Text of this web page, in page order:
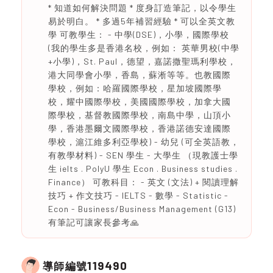
* 知道如何解決問題 * 度身訂造筆記，以令學生
易於明白。 * 多過5年補習經驗 * 可以全英文教
學 可教學生： - 中學(DSE)，小學，國際學校
(我的學生多是香港名校，例如： 英華男校(中學
+小學)，St. Paul，德望，嘉諾撒聖瑪利學校，
港大同學會小學，香島，蘇淅等等。也教國際
學校，例如：哈羅國際學校，星加坡國際學
校，耀中國際學校，美國國際學校，加拿大國
際學校，基督教國際學校，南島中學，山頂小
學，香港墨爾文國際學校，香港諾德安達國際
學校，滬江維多利亞學校) - 幼兒 (可全英語教，
有教學材料) - SEN 學生 - 大學生 （現教護士學
生 ielts . PolyU 學生 Econ . Business studies .
Finance） 可教科目： - 英文 (文法) + 閱讀理解
技巧 + 作文技巧 - IELTS - 數學 - Statistic -
Econ - Business/Business Management (G13)
有筆記可讓家長參考🙏
導師編號119490